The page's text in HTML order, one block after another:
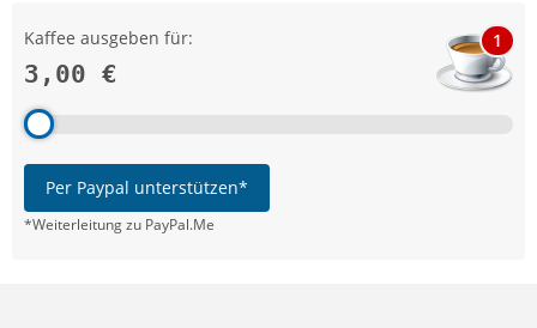
Kaffee ausgeben für:
3,00 €
1
Per Paypal unterstützen*
*Weiterleitung zu PayPal.Me